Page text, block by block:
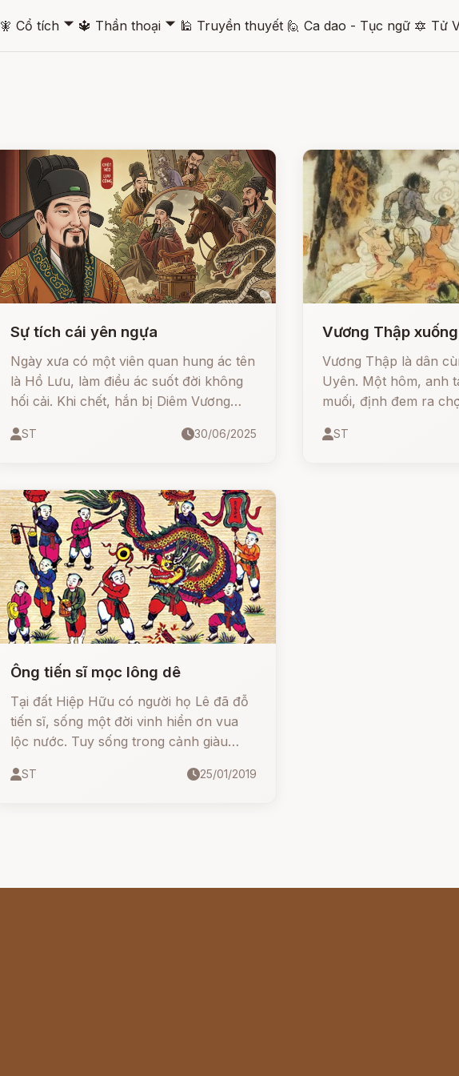
🧚 Cổ tích 🞃 🔱 Thần thoại 🞃 🕌 Truyền thuyết 🙋 Ca dao - Tục ngữ 🔯 Tử
Sự tích cái yên ngựa
Ngày xưa có một viên quan hung ác tên
là Hồ Lưu, làm điều ác suốt đời không
hối cải. Khi chết, hắn bị Diêm Vương
cực... Nhưng liệu đến cuối cùng, hắn có
ST 30/06/2025
Vương Thập
Vương Thập là dân
Uyên. Một hôm, anh
muối, định đem ra
vàng. Vương Thập
ST
Ông tiến sĩ mọc lông dê
Tại đất Hiệp Hữu có người họ Lê đã đỗ
tiến sĩ, sống một đời vinh hiển ơn vua
lộc nước. Tuy sống trong cảnh giàu
vương vấn nỗi buồn riêng.
ST 25/01/2019